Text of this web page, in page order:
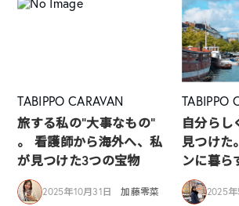
TABIPPO CARAVAN
旅する私の“大事なもの”
。 看護師から海外へ、私
が見つけた3つの宝物
2025年10月31日 加藤零菜
TABIPPO
自分らし
見つけた
ンに暮ら
2025